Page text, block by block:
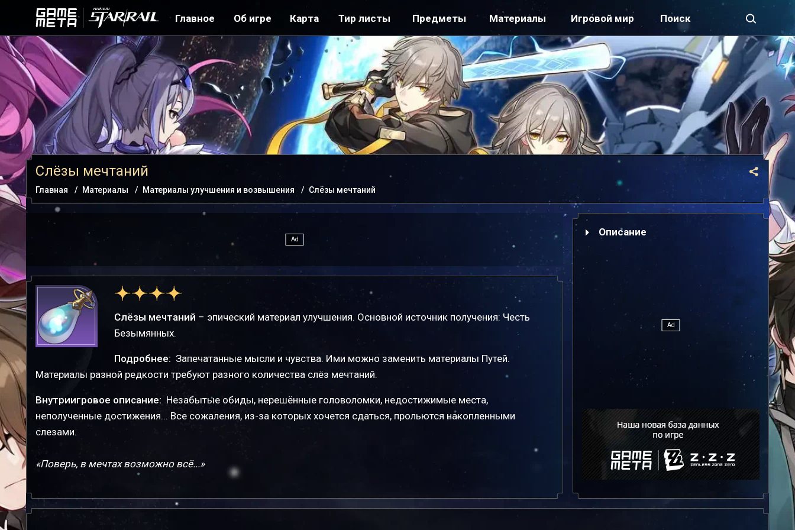
Главное Об игре Карта Тир листы Предметы Материалы Игровой мир
Слёзы мечтаний
Главная Материалы Материалы улучшения и возвышения Слёзы мечтаний
Слёзы мечтаний – эпический материал улучшения. Основной источник получения: Честь
Безымянных.
Подробнее: Запечатанные мысли и чувства. Ими можно заменить материалы Путей.
Материалы разной редкости требуют разного количества слёз мечтаний.
Внутриигровое описание: Незабытые обиды, нерешённые головоломки, недостижимые места,
неполученные достижения... Все сожаления, из-за которых хочется сдаться, прольются накопленными
слезами.
«Поверь, в мечтах возможно всё...»
Описание